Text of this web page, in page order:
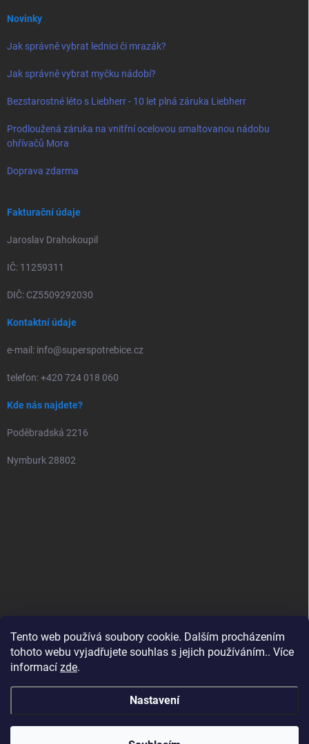
Tento web používá soubory cookie. Dalším procházením
tohoto webu vyjadřujete souhlas s jejich používáním.. Více
informací zde.
Nastavení
Novinky
Jak správně vybrat lednici či mrazák?
Jak správně vybrat myčku nádobí?
Bezstarostné léto s Liebherr - 10 let plná záruka Liebherr
Prodloužená záruka na vnitřní ocelovou smaltovanou nádobu
ohřívačů Mora
Doprava zdarma
Fakturační údaje
Jaroslav Drahokoupil
IČ: 11259311
DIČ: CZ5509292030
Kontaktní údaje
e-mail: info@superspotrebice.cz
telefon: +420 724 018 060
Kde nás najdete?
Poděbradská 2216
Nymburk 28802
SuperSpotřebiče . Všechna práva vyhrazena.